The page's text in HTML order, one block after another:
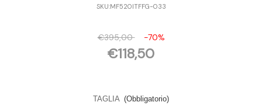
SKU:MF520ITFFG-033
€395,00 -70%
€118,50
TAGLIA (Obbligatorio)